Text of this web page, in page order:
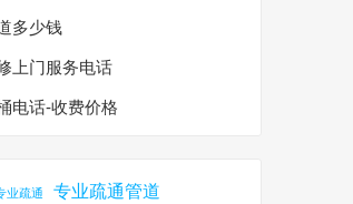
多少钱
上门服务电话
电话-收费价格
业疏通 专业疏通管道